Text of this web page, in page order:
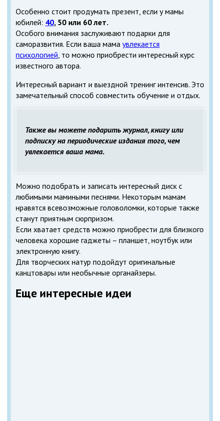
Особенно стоит продумать презент, если у мамы
юбилей: 40, 50 или 60 лет.
Особого внимания заслуживают подарки для
саморазвития. Если ваша мама увлекается
психологией , то можно приобрести интересный курс
известного автора.
Интересный вариант и выездной тренинг интенсив. Это
замечательный способ совместить обучение и отдых.
Также вы можете подарить журнал, книгу или
подписку на периодические издания того, чем
увлекается ваша мама.
Можно подобрать и записать интересный диск с
любимыми мамиными песнями. Некоторым мамам
нравятся всевозможные головоломки, которые также
станут приятным сюрпризом.
Если хватает средств можно приобрести для близкого
человека хорошие гаджеты – планшет, ноутбук или
электронную книгу.
Для творческих натур подойдут оригинальные
канцтовары или необычные органайзеры.
Еще интересные идеи